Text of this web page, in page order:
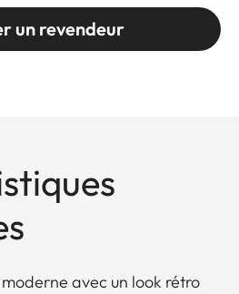
un revendeur
avec un look rétro